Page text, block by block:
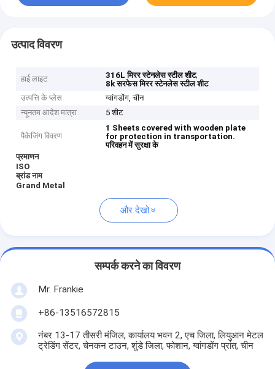
उत्पाद विवरण
हाई लाइट 316L मिरर स्टेनलेस स्टील शीट,
8k सरफेस मिरर स्टेनलेस स्टील शीट
उत्पत्ति के प्लेस
ग्वांगडोंग, चीन
न्यूनतम आदेश मात्रा
5 शीट
पैकेजिंग विवरण
1 Sheets covered with wooden plate
for protection in transportation.
परिवहन में सुरक्षा के
प्रमाणन
ISO
ब्रांड नाम
Grand Metal
और देखो
सम्पर्क करने का विवरण
Mr. Frankie
+86-13516572815
नंबर 13-17 तीसरी मंजिल, कार्यालय भवन 2, एच जिला, लियुआन मेटल
ट्रेडिंग सेंटर, चेनकन टाउन, शुंडे जिला, फोशान, ग्वांगडोंग प्रांत, चीन